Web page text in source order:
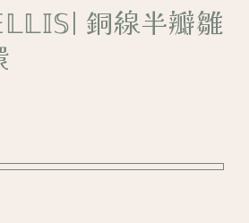
銅線半瓣雛